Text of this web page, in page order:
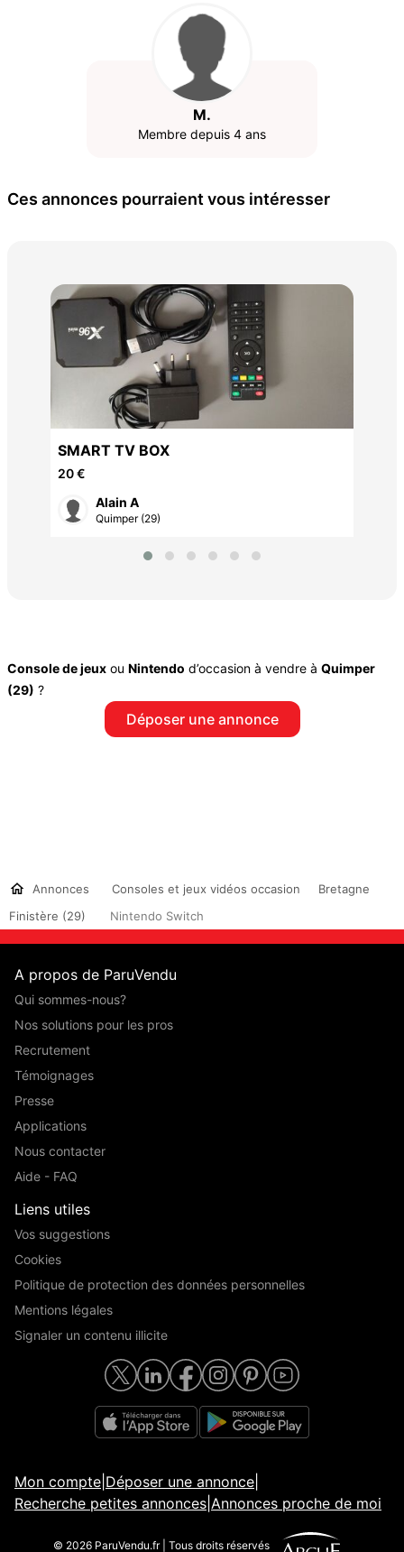
M.
Membre depuis 4 ans
Ces annonces pourraient vous intéresser
SMART TV BOX
20 €
Alain A
Quimper (29)
Console de jeux ou Nintendo d’occasion à vendre à Quimper
(29) ?
Déposer une annonce
Annonces Consoles et jeux vidéos occasion
Bretagne
Finistère (29)
Nintendo Switch
A propos de ParuVendu
Qui sommes-nous?
Nos solutions pour les pros
Recrutement
Témoignages
Presse
Applications
Nous contacter
Aide - FAQ
Liens utiles
Vos suggestions
Cookies
Politique de protection des données personnelles
Mentions légales
Signaler un contenu illicite
Mon compte Déposer une annonce
Recherche petites annonces Annonces proche de moi
© 2026 ParuVendu.fr | Tous droits réservés